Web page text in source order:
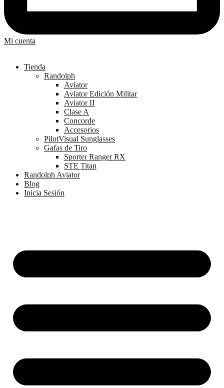
Mi cuenta
Tienda
Randolph
Aviator
Aviator Edición Militar
Aviator II
Clase A
Concorde
Accesorios
PilotVisual Sunglasses
Gafas de Tiro
Sporter Ranger RX
STE Titan
Randolph Aviator
Blog
Inicia Sesión